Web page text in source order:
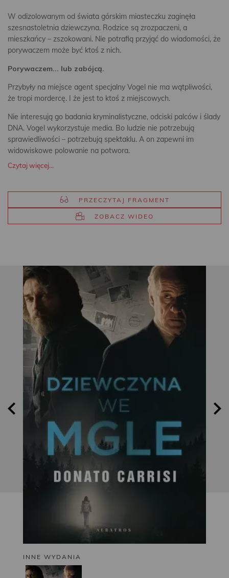
W odizolowanym od świata górskim miasteczku zaginęła
szesnastoletnia dziewczyna. Rodzice są zrozpaczeni, a
mieszkańcy – zszokowani. Nie potrafią przyjąć do wiadomości, że
porywaczem może być ktoś z nich.
Porywaczem... lub zabójcą.
Przybyły na miejsce agent specjalny Vogel nie ma wątpliwości,
że tropi mordercę. I że jest to ktoś z miejscowych.
Nie interesują go badania kryminalistyczne, odciski palców i ślady
DNA. Vogel wykorzystuje media. Bo ludzie nie potrzebują
sprawiedliwości – potrzebują spektaklu. A on zapewni im
widowiskowe polowanie na potwora.
Czytaj więcej...
PRZECZYTAJ FRAGMENT
ZOBACZ WIDEO
INNE WYDANIA